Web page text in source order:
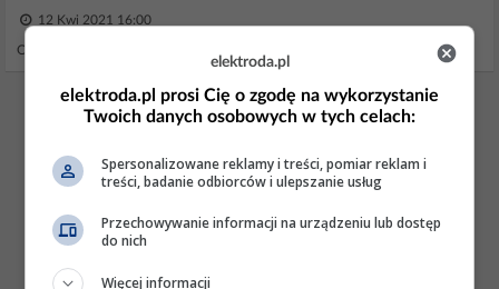
12 Kwi 2021 16:00
Odpowiedzi: 3 Wyświetleń: 1626
REKLAMA
elektroda.pl
elektroda.pl prosi Cię o zgodę na wykorzystanie
Twoich danych osobowych w tych celach:
Spersonalizowane reklamy i treści, pomiar reklam i
treści, badanie odbiorców i ulepszanie usług
Przechowywanie informacji na urządzeniu lub dostęp
do nich
Więcej informacji